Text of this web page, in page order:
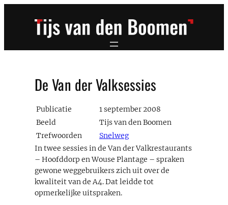
De Van der Valksessies
Publicatie
1 september 2008
Beeld
Tijs van den Boomen
Trefwoorden
Snelweg
In twee sessies in de Van der Valkrestaurants
– Hoofddorp en Wouse Plantage – spraken
gewone weggebruikers zich uit over de
kwaliteit van de A4. Dat leidde tot
opmerkelijke uitspraken.